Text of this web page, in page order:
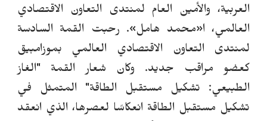
العربية، والأمين العام لمنتدى التعاون الاقتصادي
العالمي، ا«محمد هامل»
. رحبت القمة السادسة
لمنتدى التعاون الاقتصادي العالمي بموزامبيق
كعضو مراقب جديد. وكان شعار القمة "الغاز
الطبيعي: تشكيل مستقبل الطاقة" المتمثل في
تشكيل مستقبل الطاقة انعكاسًا لعصرها، الذي انعقد